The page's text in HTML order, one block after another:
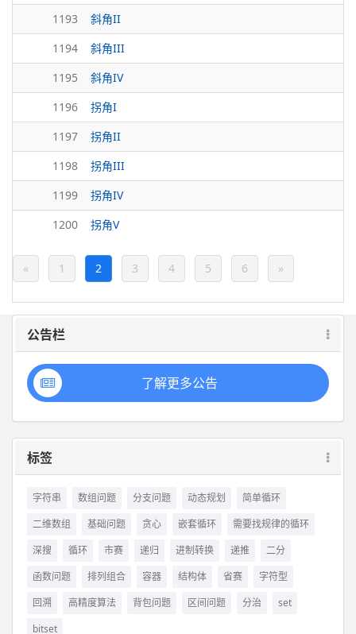
1193
斜角II
1194
斜角III
1195
斜角IV
1196
拐角I
1197
拐角II
1198
拐角III
1199
拐角IV
1200
拐角V
« 1 2 3 4 5 6 »
公告栏
了解更多公告
标签
字符串 数组问题 分支问题 动态规划
简单循环
二维数组
基础问题 贪心 嵌套循环
需要找规律的循环
深搜
循环 市赛 递归 进制转换 递推
二分
函数问题
排列组合 容器 结构体 省赛
字符型
回溯
高精度算法 背包问题 区间问题 分治
set
bitset